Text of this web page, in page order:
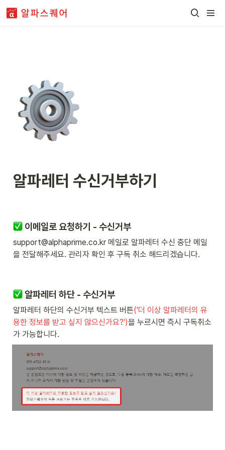
알파레터 수신거부하기
이메일로 요청하기 - 수신거부
support@alphaprime.co.kr 메일로 알파레터 수신 중단 메일
을 전달해주세요. 관리자 확인 후 구독 취소 해드리겠습니다.
알파레터 하단 - 수신거부
알파레터 하단의 수신거부 텍스트 버튼('더 이상 알파레터의 유
용한 정보를 받고 싶지 않으신가요?')을 누르시면 즉시 구독취소
가 가능합니다.